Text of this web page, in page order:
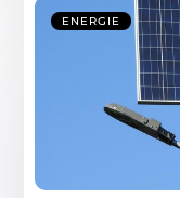
ENERGIE